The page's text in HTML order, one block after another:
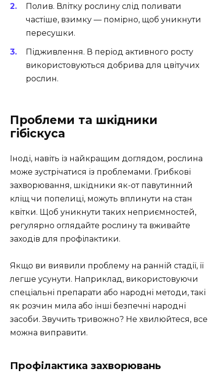
Полив. Влітку рослину слід поливати
частіше, взимку — помірно, щоб уникнути
пересушки.
Підживлення. В період активного росту
використовуються добрива для цвітучих
рослин.
Проблеми та шкідники
гібіскуса
Іноді, навіть із найкращим доглядом, рослина
може зустрічатися із проблемами. Грибкові
захворювання, шкідники як-от павутинний
кліщ чи попелиці, можуть вплинути на стан
квітки. Щоб уникнути таких неприємностей,
регулярно оглядайте рослину та вживайте
заходів для профілактики.
Якщо ви виявили проблему на ранній стадії, її
легше усунути. Наприклад, використовуючи
спеціальні препарати або народні методи, такі
як розчин мила або інші безпечні народні
засоби. Звучить тривожно? Не хвилюйтеся, все
можна виправити.
Профілактика захворювань